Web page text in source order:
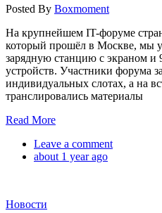
Posted By Boxmoment
На крупнейшем IT-форуме
который прошёл в Москве, мы
зарядную станцию с экраном и
устройств. Участники форума
индивидуальных слотах, а на
транслировались материалы
Read More
Leave a comment
about 1 year ago
Новости